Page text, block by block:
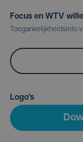
Focus en WTV
Toegankelijkheidsinfo
Logo's